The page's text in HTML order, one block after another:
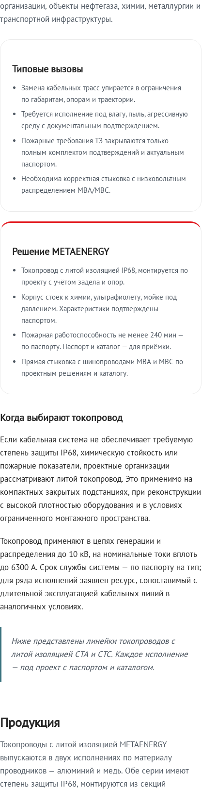
организации, объекты нефтегаза, химии, металлургии и
транспортной инфраструктуры.
Типовые вызовы
Замена кабельных трасс упирается в ограничения
по габаритам, опорам и траектории.
Требуется исполнение под влагу, пыль, агрессивную
среду с документальным подтверждением.
Пожарные требования ТЗ закрываются только
полным комплектом подтверждений и актуальным
паспортом.
Необходима корректная стыковка с низковольтным
распределением МВА/МВС.
Решение METAENERGY
Токопровод с литой изоляцией IP68, монтируется по
проекту с учётом задела и опор.
Корпус стоек к химии, ультрафиолету, мойке под
давлением. Характеристики подтверждены
паспортом.
Пожарная работоспособность не менее 240 мин —
по паспорту. Паспорт и каталог — для приёмки.
Прямая стыковка с шинопроводами МВА и МВС по
проектным решениям и каталогу.
Когда выбирают токопровод
Если кабельная система не обеспечивает требуемую
степень защиты IP68, химическую стойкость или
пожарные показатели, проектные организации
рассматривают литой токопровод. Это применимо на
компактных закрытых подстанциях, при реконструкции
с высокой плотностью оборудования и в условиях
ограниченного монтажного пространства.
Токопровод применяют в цепях генерации и
распределения до 10 кВ, на номинальные токи вплоть
до 6300 А. Срок службы системы — по паспорту на тип;
для ряда исполнений заявлен ресурс, сопоставимый с
длительной эксплуатацией кабельных линий в
аналогичных условиях.
Ниже представлены линейки токопроводов с
литой изоляцией СТА и СТС. Каждое исполнение
— под проект с паспортом и каталогом.
Продукция
Токопроводы с литой изоляцией METAENERGY
выпускаются в двух исполнениях по материалу
проводников — алюминий и медь. Обе серии имеют
степень защиты IP68, монтируются из секций